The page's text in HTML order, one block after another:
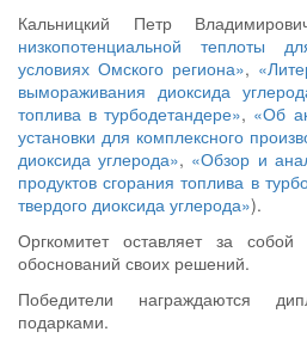
Кальницкий Петр
низкопотенциальной теплоты
условиях Омского региона»,
вымораживания диоксида
топлива в турбодетандере», «Об
установки для комплексного
диоксида углерода», «Обзор и
продуктов сгорания топлива в
твердого диоксида углерода»).
Оргкомитет оставляет за
обоснований своих решений.
Победители награждаются
подарками.